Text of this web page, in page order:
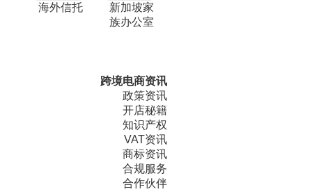
海外信托
新加坡家
族办公室
跨境电商资讯
政策资讯
开店秘籍
知识产权
VAT资讯
商标资讯
合规服务
合作伙伴